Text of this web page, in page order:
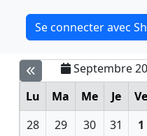
Se connecter avec
Septembre
Lu
Ma Me Je Ve
28
29 30 31 1